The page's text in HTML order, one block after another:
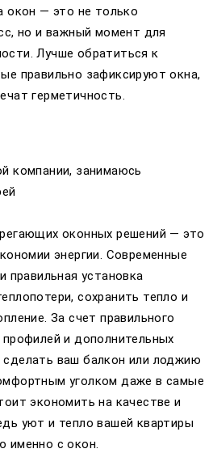
окон — это не только
но и важный момент для
Лучше обратиться к
правильно зафиксируют окна,
герметичность.
компании, занимаюсь
оконных решений — это
энергии. Современные
правильная установка
сохранить тепло и
За счет правильного
и дополнительных
ваш балкон или лоджию
уголком даже в самые
экономить на качестве и
уют и тепло вашей квартиры
именно с окон.